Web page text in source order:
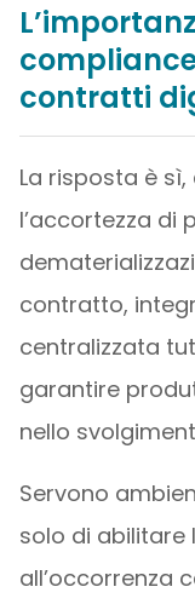
contratti
La risposta è
l’accortezza di
contratto,
centralizzata
garantire
nello
Servono
solo di
all’occorrenza